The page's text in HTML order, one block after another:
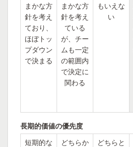
まかな方
針を考え
ており、
ほぼトッ
プダウン
で決まる
まかな方
針を考え
ている
が、チー
ムも一定
の範囲内
で決定に
関わる
もいえな
い
長期的価値の優先度
短期的な
どちらか
どちらと